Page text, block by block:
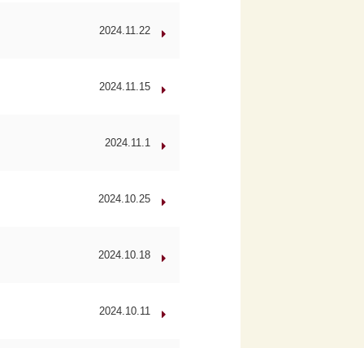
2024.11.22
2024.11.15
2024.11.1
2024.10.25
2024.10.18
2024.10.11